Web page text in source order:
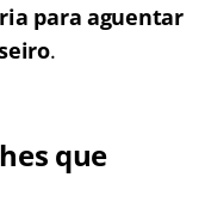
para aguentar
.
que